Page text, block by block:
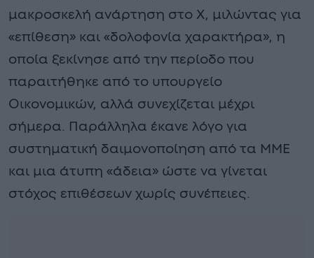
μακροσκελή ανάρτηση στο Χ, μιλώντας για
«επίθεση» και «δολοφονία χαρακτήρα», η
οποία ξεκίνησε από την περίοδο που
παραιτήθηκε από το υπουργείο
Οικονομικών, αλλά συνεχίζεται μέχρι
σήμερα. Παράλληλα έκανε λόγο για
συστηματική δαιμονοποίηση από τα ΜΜΕ
και μια άτυπη «άδεια» ώστε να γίνεται
στόχος επιθέσεων χωρίς συνέπειες.